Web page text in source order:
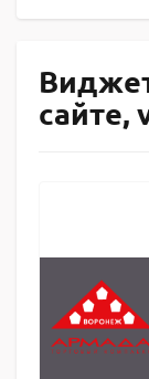
сайте,